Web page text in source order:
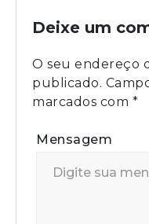
Deixe um
O seu endereço
publicado.
marcados com *
Mensagem